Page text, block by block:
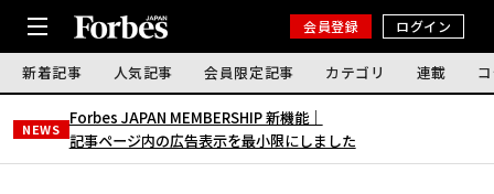
会員登録 ログイン
新着記事 人気記事 会員限定記事 カテゴリ 連載
NEWS
Forbes JAPAN MEMBERSHIP 新機能｜
記事ページ内の広告表示を最小限にしました